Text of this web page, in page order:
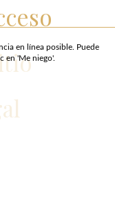
en línea posible. Puede
en 'Me niego'.